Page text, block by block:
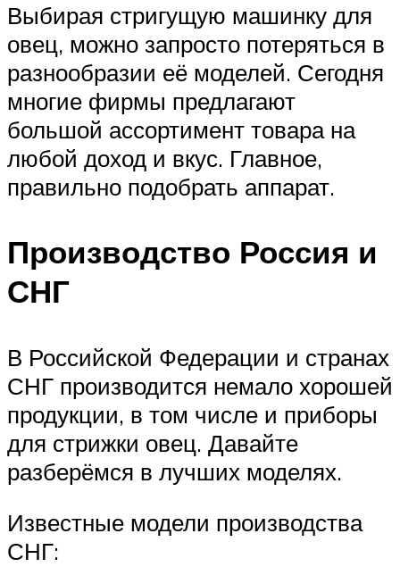
Выбирая стригущую машинку для
овец, можно запросто потеряться в
разнообразии её моделей. Сегодня
многие фирмы предлагают
большой ассортимент товара на
любой доход и вкус. Главное,
правильно подобрать аппарат.
Производство Россия и
СНГ
В Российской Федерации и странах
СНГ производится немало хорошей
продукции, в том числе и приборы
для стрижки овец. Давайте
разберёмся в лучших моделях.
Известные модели производства
СНГ: